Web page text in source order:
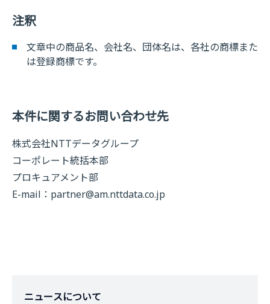
注釈
文章中の商品名、会社名、団体名は、各社の商標また
は登録商標です。
本件に関するお問い合わせ先
株式会社NTTデータグループ
コーポレート統括本部
プロキュアメント部
E-mail： partner@am.nttdata.co.jp
ニュースについて